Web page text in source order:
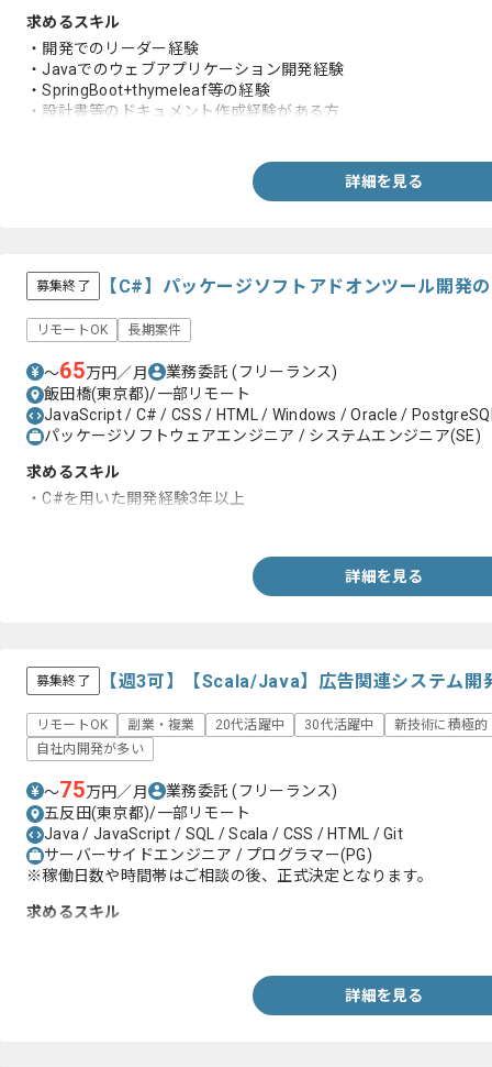
求めるスキル
・開発でのリーダー経験
・Javaでのウェブアプリケーション開発経験
・SpringBoot+thymeleaf等の経験
・設計書等のドキュメント作成経験がある方
詳細を見る
募集終了 【C#】パッケージソフトアドオンツール開発
リモートOK 長期案件
〜65万円／月 業務委託(フリーランス)
飯田橋(東京都)/一部リモート
JavaScript / C# / CSS / HTML / Windows / Oracle /
パッケージソフトウェアエンジニア / システムエンジニア(SE)
求めるスキル
・C#を用いた開発経験3年以上
詳細を見る
募集終了 【週3可】【Scala/Java】広告関連システム
リモートOK 副業・複業 20代活躍中 30代活躍中
新技術に積極的
自社内開発が多い
〜75万円／月 業務委託(フリーランス)
五反田(東京都)/一部リモート
Java / JavaScript / SQL / Scala / CSS / HTML / Git
サーバーサイドエンジニア / プログラマー(PG)
※稼働日数や時間帯はご相談の後、正式決定となります。
求めるスキル
詳細を見る